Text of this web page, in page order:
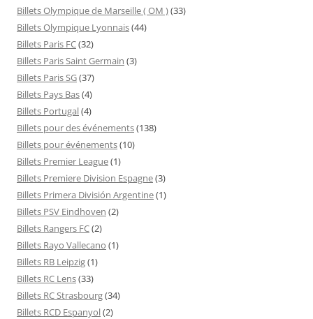
Billets Olympique de Marseille ( OM )(33)
Billets Olympique Lyonnais(44)
Billets Paris FC(32)
Billets Paris Saint Germain (3)
Billets Paris SG(37)
Billets Pays Bas(4)
Billets Portugal(4)
Billets pour des événements(138)
Billets pour événements(10)
Billets Premier League(1)
Billets Premiere Division Espagne(3)
Billets Primera División Argentine(1)
Billets PSV Eindhoven (2)
Billets Rangers FC(2)
Billets Rayo Vallecano (1)
Billets RB Leipzig(1)
Billets RC Lens(33)
Billets RC Strasbourg(34)
Billets RCD Espanyol(2)